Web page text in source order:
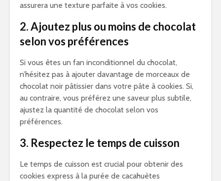
assurera une texture parfaite à vos cookies.
2. Ajoutez plus ou moins de chocolat
selon vos préférences
Si vous êtes un fan inconditionnel du chocolat,
n’hésitez pas à ajouter davantage de morceaux de
chocolat noir pâtissier dans votre pâte à cookies. Si,
au contraire, vous préférez une saveur plus subtile,
ajustez la quantité de chocolat selon vos
préférences.
3. Respectez le temps de cuisson
Le temps de cuisson est crucial pour obtenir des
cookies express à la purée de cacahuètes